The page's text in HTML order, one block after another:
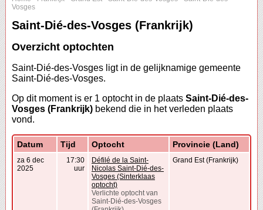
Vosges
Saint-Dié-des-Vosges (Frankrijk)
Overzicht optochten
Saint-Dié-des-Vosges ligt in de gelijknamige gemeente
Saint-Dié-des-Vosges.
Op dit moment is er 1 optocht in de plaats Saint-Dié-des-
Vosges (Frankrijk) bekend die in het verleden plaats
vond.
Datum Tijd Optocht Provincie (Land)
za 6 dec
2025
17:30
uur
Défilé de la Saint-
Nicolas Saint-Dié-des-
Vosges (Sinterklaas
optocht)
Verlichte optocht van
Saint-Dié-des-Vosges
Grand Est (Frankrijk)